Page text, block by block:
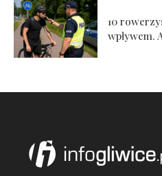
10
wpływem.